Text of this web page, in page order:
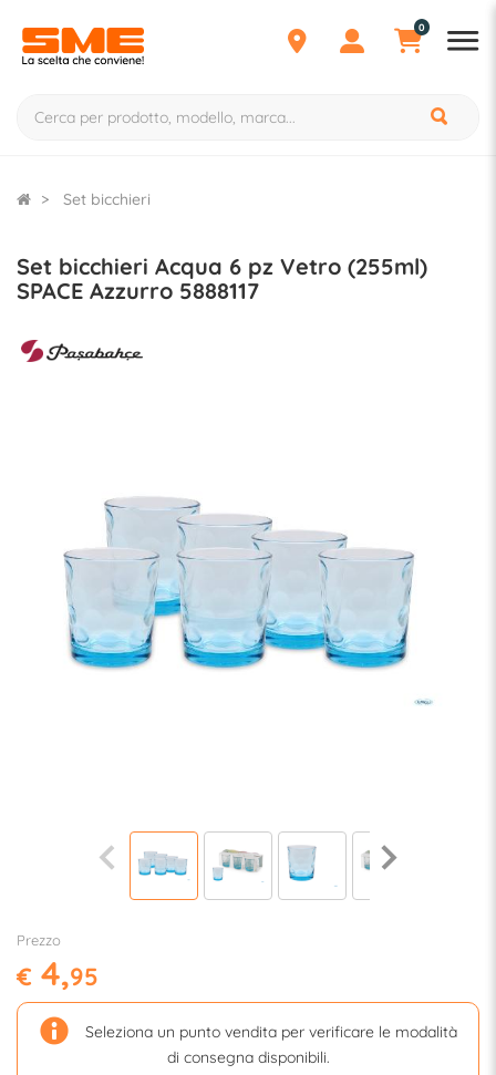
0
Set bicchieri
Set bicchieri Acqua 6 pz Vetro (255ml)
SPACE Azzurro 5888117
Prezzo
€ 4,95
Seleziona un punto vendita per verificare le modalità
di consegna disponibili.